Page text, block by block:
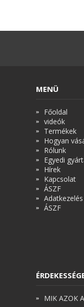
MENÜ
Főoldal
videók
Termékek
Hogyan
Rólunk
Egyedi
Hírek
Kapcsolat
ÁSZF
Adatkezelés
ÁSZF
MIK AZOK